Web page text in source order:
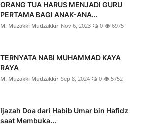
ORANG TUA HARUS MENJADI GURU
PERTAMA BAGI ANAK-ANA...
M. Muzakki Mudzakkir Nov 6, 2023 0 6975
TERNYATA NABI MUHAMMAD KAYA
RAYA
M. Muzakki Mudzakkir Sep 8, 2024 0 5752
Ijazah Doa dari Habib Umar bin Hafidz
saat Membuka...